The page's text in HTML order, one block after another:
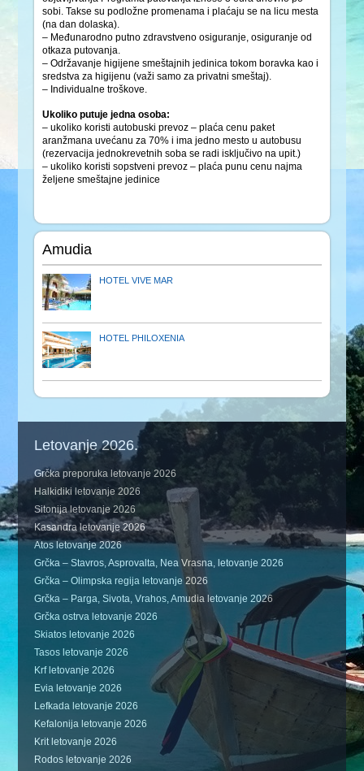
sobi. Takse su podložne promenama i plaćaju se na licu mesta
(na dan dolaska).
– Međunarodno putno zdravstveno osiguranje, osiguranje od
otkaza putovanja.
– Održavanje higijene smeštajnih jedinica tokom boravka kao i
sredstva za higijenu (važi samo za privatni smeštaj).
– Individualne troškove.
Ukoliko putuje jedna osoba:
– ukoliko koristi autobuski prevoz – plaća cenu paket
aranžmana uvećanu za 70% i ima jedno mesto u autobusu
(rezervacija jednokrevetnih soba se radi isključivo na upit.)
– ukoliko koristi sopstveni prevoz – plaća punu cenu najma
željene smeštajne jedinice
Amudia
HOTEL VIVE MAR
HOTEL PHILOXENIA
Letovanje 2026.
Grčka preporuka letovanje 2026
Halkidiki letovanje 2026
Sitonija letovanje 2026
Kasandra letovanje 2026
Atos letovanje 2026
Grčka – Stavros, Asprovalta, Nea Vrasna, letovanje 2026
Grčka – Olimpska regija letovanje 2026
Grčka – Parga, Sivota, Vrahos, Amudia letovanje 2026
Grčka ostrva letovanje 2026
Skiatos letovanje 2026
Tasos letovanje 2026
Krf letovanje 2026
Evia letovanje 2026
Lefkada letovanje 2026
Kefalonija letovanje 2026
Krit letovanje 2026
Rodos letovanje 2026